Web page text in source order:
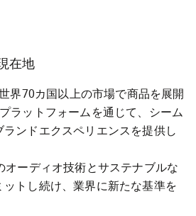
在地
界70カ国以上の市場で商品を展開
ラットフォームを通じて、シーム
ンドエクスペリエンスを提供し
オーディオ技術とサステナブルな
トし続け、業界に新たな基準を